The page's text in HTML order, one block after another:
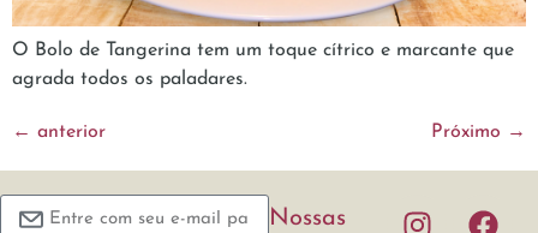
O Bolo de Tangerina tem um toque cítrico e marcante que
agrada todos os paladares.
← anterior Próximo →
Nossas